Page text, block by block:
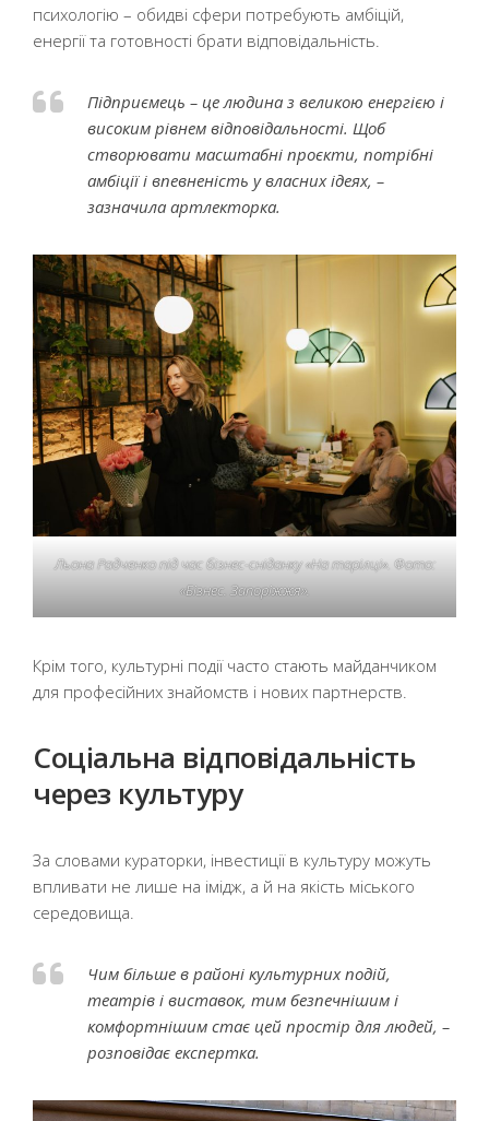
психологію – обидві сфери потребують амбіцій,
енергії та готовності брати відповідальність.
Підприємець – це людина з великою енергією і
високим рівнем відповідальності. Щоб
створювати масштабні проєкти, потрібні
амбіції і впевненість у власних ідеях, –
зазначила артлекторка.
Льона Радченко під час бізнес-сніданку «На тарілці». Фото:
«Бізнес. Запоріжжя».
Крім того, культурні події часто стають майданчиком
для професійних знайомств і нових партнерств.
Соціальна відповідальність
через культуру
За словами кураторки, інвестиції в культуру можуть
впливати не лише на імідж, а й на якість міського
середовища.
Чим більше в районі культурних подій,
театрів і виставок, тим безпечнішим і
комфортнішим стає цей простір для людей, –
розповідає експертка.